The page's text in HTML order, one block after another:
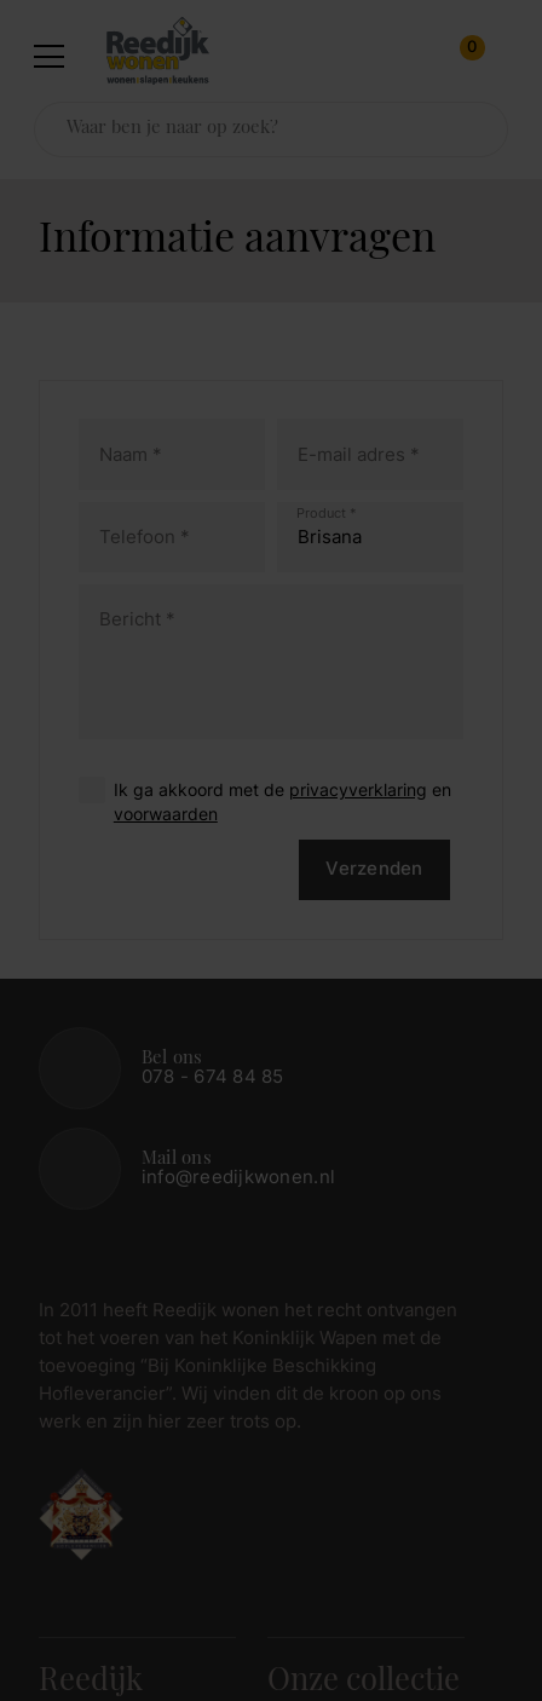
0
Informatie aanvragen
Product *
Ik ga akkoord met de privacyverklaring en
voorwaarden
Verzenden
Bel ons
078 - 674 84 85
Mail ons
info@reedijkwonen.nl
In 2011 heeft Reedijk wonen het recht ontvangen
tot het voeren van het Koninklijk Wapen met de
toevoeging “Bij Koninklijke Beschikking
Hofleverancier”. Wij vinden dit de kroon op ons
werk en zijn hier zeer trots op.
Reedijk
Onze collectie